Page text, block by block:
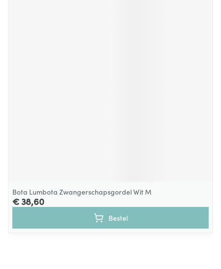
Bota Lumbota Zwangerschapsgordel Wit M
€ 38,60
Bestel